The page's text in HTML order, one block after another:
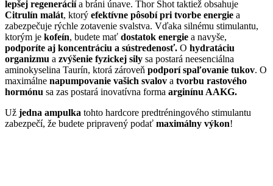
lepšej regeneráciía bráni únave. Thor Shot taktiež obsahuje
Citrulín malát, ktorý efektívne pôsobí pri tvorbe energie a
zabezpečuje rýchle zotavenie svalstva. Vďaka silnému stimulantu,
ktorým je kofeín, budete mať dostatok energie a navyše,
podporíte aj koncentráciu a sústredenosť. O hydratáciu
organizmu a zvýšenie fyzickej sily sa postará neesenciálna
aminokyselina Taurín, ktorá zároveň podporí spaľovanie tukov. O
maximálne napumpovanie vašich svalov a tvorbu rastového
hormónu sa zas postará inovatívna forma arginínu AAKG.
Už jedna ampulka tohto hardcore predtréningového stimulantu
zabezpečí, že budete pripravený podať maximálny výkon!